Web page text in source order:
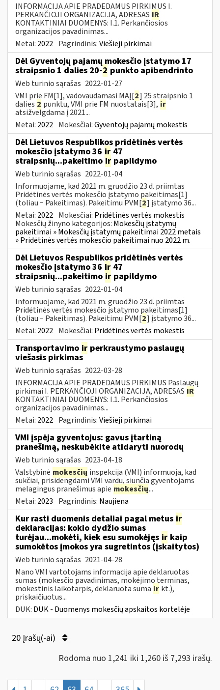
INFORMACIJA APIE PRADEDAMUS PIRKIMUS I.
PERKANČIOJI ORGANIZACIJA, ADRESAS IR
KONTAKTINIAI DUOMENYS: I.1. Perkančiosios
organizacijos pavadinimas...
Metai: 2022 Pagrindinis:Viešieji pirkimai
Dėl Gyventojų pajamų mokesčio įstatymo 17
straipsnio 1 dalies 20-2 punkto apibendrinto
Web turinio sąrašas 2022-01-27
VMI prie FM[1], vadovaudamasi MAĮ[2] 25 straipsnio 1
dalies 2 punktu, VMI prie FM nuostatais[3], ir
atsižvelgdama į 2021...
Metai: 2022 Mokesčiai:Gyventojų pajamų mokestis
Dėl Lietuvos Respublikos pridėtinės vertės
mokesčio įstatymo 36 ir 47
straipsnių...pakeitimo ir papildymo
Web turinio sąrašas 2022-01-04
Informuojame, kad 2021 m. gruodžio 23 d. priimtas
Pridėtinės vertės mokesčio įstatymo pakeitimas[1]
(toliau − Pakeitimas). Pakeitimu PVM[2] įstatymo 36...
Metai: 2022 Mokesčiai: Pridėtinės vertės mokestis
Mokesčių žinyno kategorijos: Mokesčių įstatymų
pakeitimai » Mokesčių įstatymų pakeitimai 2022 metais
» Pridėtinės vertės mokesčio pakeitimai nuo 2022 m.
Dėl Lietuvos Respublikos pridėtinės vertės
mokesčio įstatymo 36 ir 47
straipsnių...pakeitimo ir papildymo
Web turinio sąrašas 2022-01-04
Informuojame, kad 2021 m. gruodžio 23 d. priimtas
Pridėtinės vertės mokesčio įstatymo pakeitimas[1]
(toliau − Pakeitimas). Pakeitimu PVM[2] įstatymo 36...
Metai: 2022 Mokesčiai: Pridėtinės vertės mokestis
Transportavimo ir perkraustymo paslaugų
viešasis pirkimas
Web turinio sąrašas 2022-03-28
INFORMACIJA APIE PRADEDAMUS PIRKIMUS Paslaugų
pirkimai I. PERKANČIOJI ORGANIZACIJA, ADRESAS IR
KONTAKTINIAI DUOMENYS: I.1. Perkančiosios
organizacijos pavadinimas...
Metai: 2022 Pagrindinis:Viešieji pirkimai
VMI įspėja gyventojus: gavus įtartiną
pranešimą, neskubėkite atidaryti nuorodų
Web turinio sąrašas 2023-04-18
Valstybinė mokesčių inspekcija (VMI) informuoja, kad
sukčiai, prisidengdami VMI vardu, siunčia gyventojams
melagingus pranešimus apie mokesčių...
Metai: 2023 Pagrindinis: Naujiena
Kur rasti duomenis detaliai pagal metus ir
deklaracijas: kokio dydžio sumas
turėjau...mokėti, kiek esu sumokėjęs ir kaip
sumokėtos įmokos yra sugretintos (įskaitytos)
Web turinio sąrašas 2021-04-28
Mano VMI vartotojams informacija apie deklaruotas
sumas (mokesčio pavadinimas, mokėjimo terminas,
mokestinis laikotarpis, deklaruota suma ir kt.),
priskaičiuotus...
DUK: DUK - Duomenys mokesčių apskaitos kortelėje
20 Įrašų(-ai)
Rodoma nuo 1,241 iki 1,260 iš 7,293 irašų.